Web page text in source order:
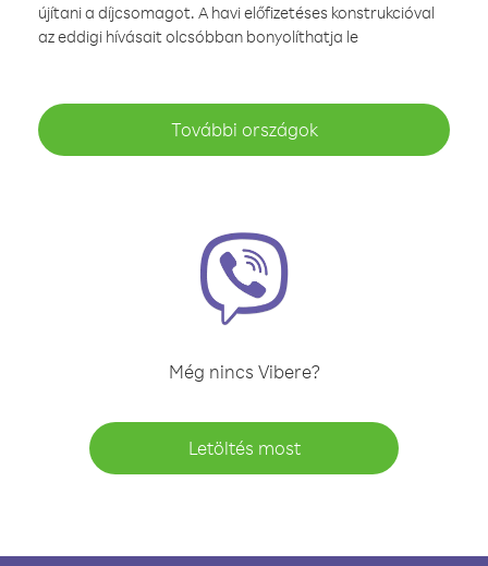
újítani a díjcsomagot. A havi előfizetéses konstrukcióval
az eddigi hívásait olcsóbban bonyolíthatja le
További országok
Még nincs Vibere?
Letöltés most